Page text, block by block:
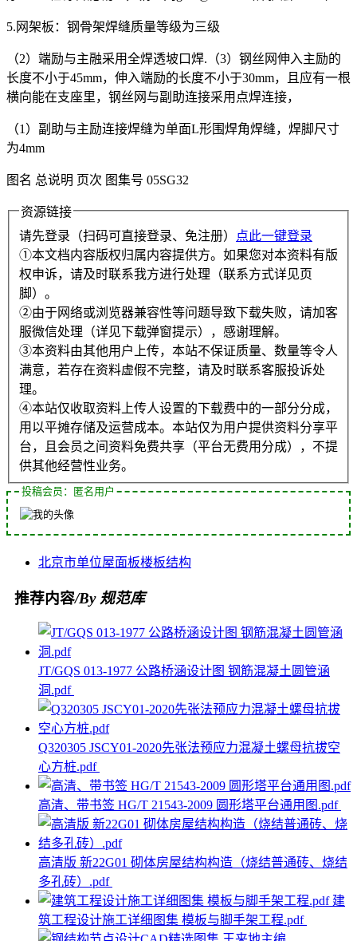
5.网架板：钢骨架焊缝质量等级为三级
（2）端励与主融采用全焊透坡口焊.（3）钢丝网伸入主励的
长度不小于45mm，伸入端励的长度不小于30mm，且应有一根
横向能在支座里，钢丝网与副助连接采用点焊连接，
（1）副助与主励连接焊缝为单面L形围焊角焊缝，焊脚尺寸
为4mm
图名 总说明 页次 图集号 05SG32
资源链接
请先登录（扫码可直接登录、免注册）
点此一键登录
①本文档内容版权归属内容提供方。如果您对本资料有版
权申诉，请及时联系我方进行处理（联系方式详见页
脚）。
②由于网络或浏览器兼容性等问题导致下载失败，请加客
服微信处理（详见下载弹窗提示），感谢理解。
③本资料由其他用户上传，本站不保证质量、数量等令人
满意，若存在资料虚假不完整，请及时联系客服投诉处
理。
④本站仅收取资料上传人设置的下载费中的一部分分成，
用以平摊存储及运营成本。本站仅为用户提供资料分享平
台，且会员之间资料免费共享（平台无费用分成），不提
供其他经营性业务。
投稿会员：匿名用户
北京市单位屋面板楼板结构
推荐内容/By 规范库
JT/GQS 013-1977 公路桥涵设计图 钢筋混凝土圆管涵
洞.pdf
Q320305 JSCY01-2020先张法预应力混凝土螺母抗拔空
心方桩.pdf
高清、带书签 HG/T 21543-2009 圆形塔平台通用图.pdf
高清版 新22G01 砌体房屋结构构造（烧结普通砖、烧结
多孔砖）.pdf
建
筑工程设计施工详细图集 模板与脚手架工程.pdf